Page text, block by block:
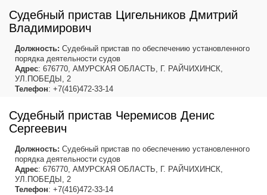
Судебный пристав Цигельников Дмитрий
Владимирович
Должность: Судебный пристав по обеспечению установленного
порядка деятельности судов
Адрес: 676770, АМУРСКАЯ ОБЛАСТЬ, Г. РАЙЧИХИНСК,
УЛ.ПОБЕДЫ, 2
Телефон: +7(416)472-33-14
Судебный пристав Черемисов Денис
Сергеевич
Должность: Судебный пристав по обеспечению установленного
порядка деятельности судов
Адрес: 676770, АМУРСКАЯ ОБЛАСТЬ, Г. РАЙЧИХИНСК,
УЛ.ПОБЕДЫ, 2
Телефон: +7(416)472-33-14